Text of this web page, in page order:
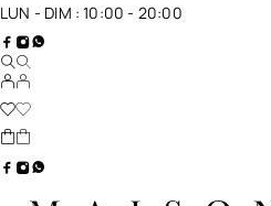
LUN - DIM : 10:00 - 20:00